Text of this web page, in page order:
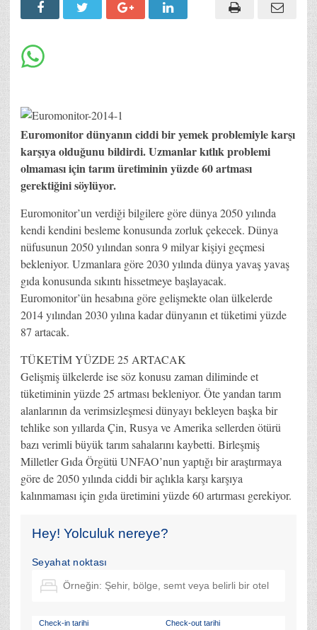
Euromonitor dünyanın ciddi bir yemek problemiyle karşı
karşıya olduğunu bildirdi. Uzmanlar kıtlık problemi
olmaması için tarım üretiminin yüzde 60 artması
gerektiğini söylüyor.
Euromonitor’un verdiği bilgilere göre dünya 2050 yılında
kendi kendini besleme konusunda zorluk çekecek. Dünya
nüfusunun 2050 yılından sonra 9 milyar kişiyi geçmesi
bekleniyor. Uzmanlara göre 2030 yılında dünya yavaş yavaş
gıda konusunda sıkıntı hissetmeye başlayacak.
Euromonitor’ün hesabına göre gelişmekte olan ülkelerde
2014 yılından 2030 yılına kadar dünyanın et tüketimi yüzde
87 artacak.
TÜKETİM YÜZDE 25 ARTACAK
Gelişmiş ülkelerde ise söz konusu zaman diliminde et
tüketiminin yüzde 25 artması bekleniyor. Öte yandan tarım
alanlarının da verimsizleşmesi dünyayı bekleyen başka bir
tehlike son yıllarda Çin, Rusya ve Amerika sellerden ötürü
bazı verimli büyük tarım sahalarını kaybetti. Birleşmiş
Milletler Gıda Örgütü UNFAO’nun yaptığı bir araştırmaya
göre de 2050 yılında ciddi bir açlıkla karşı karşıya
kalınmaması için gıda üretimini yüzde 60 artırması gerekiyor.
Hey! Yolculuk nereye?
Seyahat noktası
Check-in tarihi Check-out tarihi